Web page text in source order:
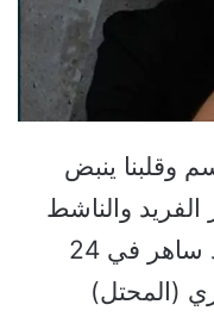
وقلبنا ينبض
الفريد والناشط
المبدع على الانترنت.. فقد ولد ساهر في 24
(المحتل)